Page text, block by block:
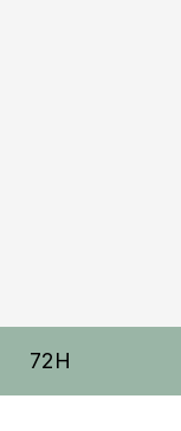
72H